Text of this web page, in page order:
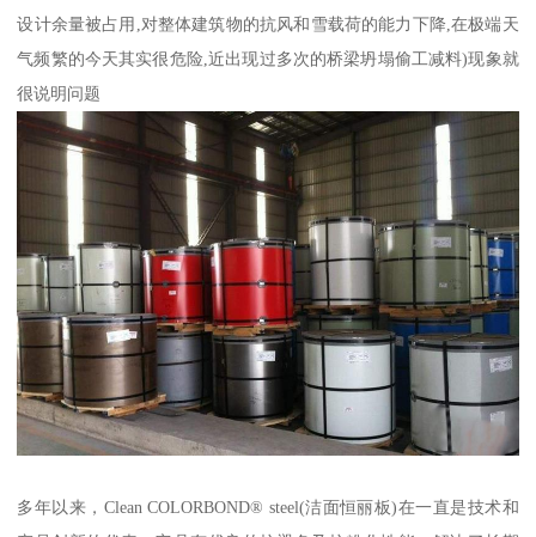
设计余量被占用,对整体建筑物的抗风和雪载荷的能力下降,在极端天
气频繁的今天其实很危险,近出现过多次的桥梁坍塌偷工减料)现象就
很说明问题
多年以来，Clean COLORBOND® steel(洁面恒丽板)在一直是技术和